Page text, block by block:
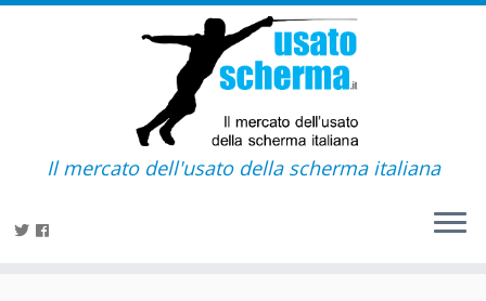
Il mercato dell'usato della scherma italiana